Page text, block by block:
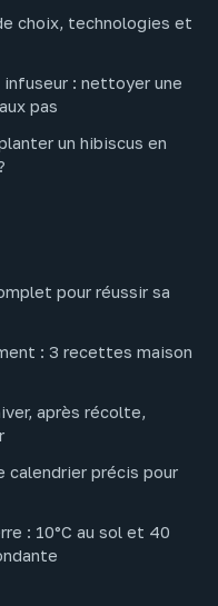
choix, technologies et
infuseur : nettoyer une
pas
un hibiscus en
pour réussir sa
: 3 recettes maison
après récolte,
calendrier précis pour
: 10°C au sol et 40